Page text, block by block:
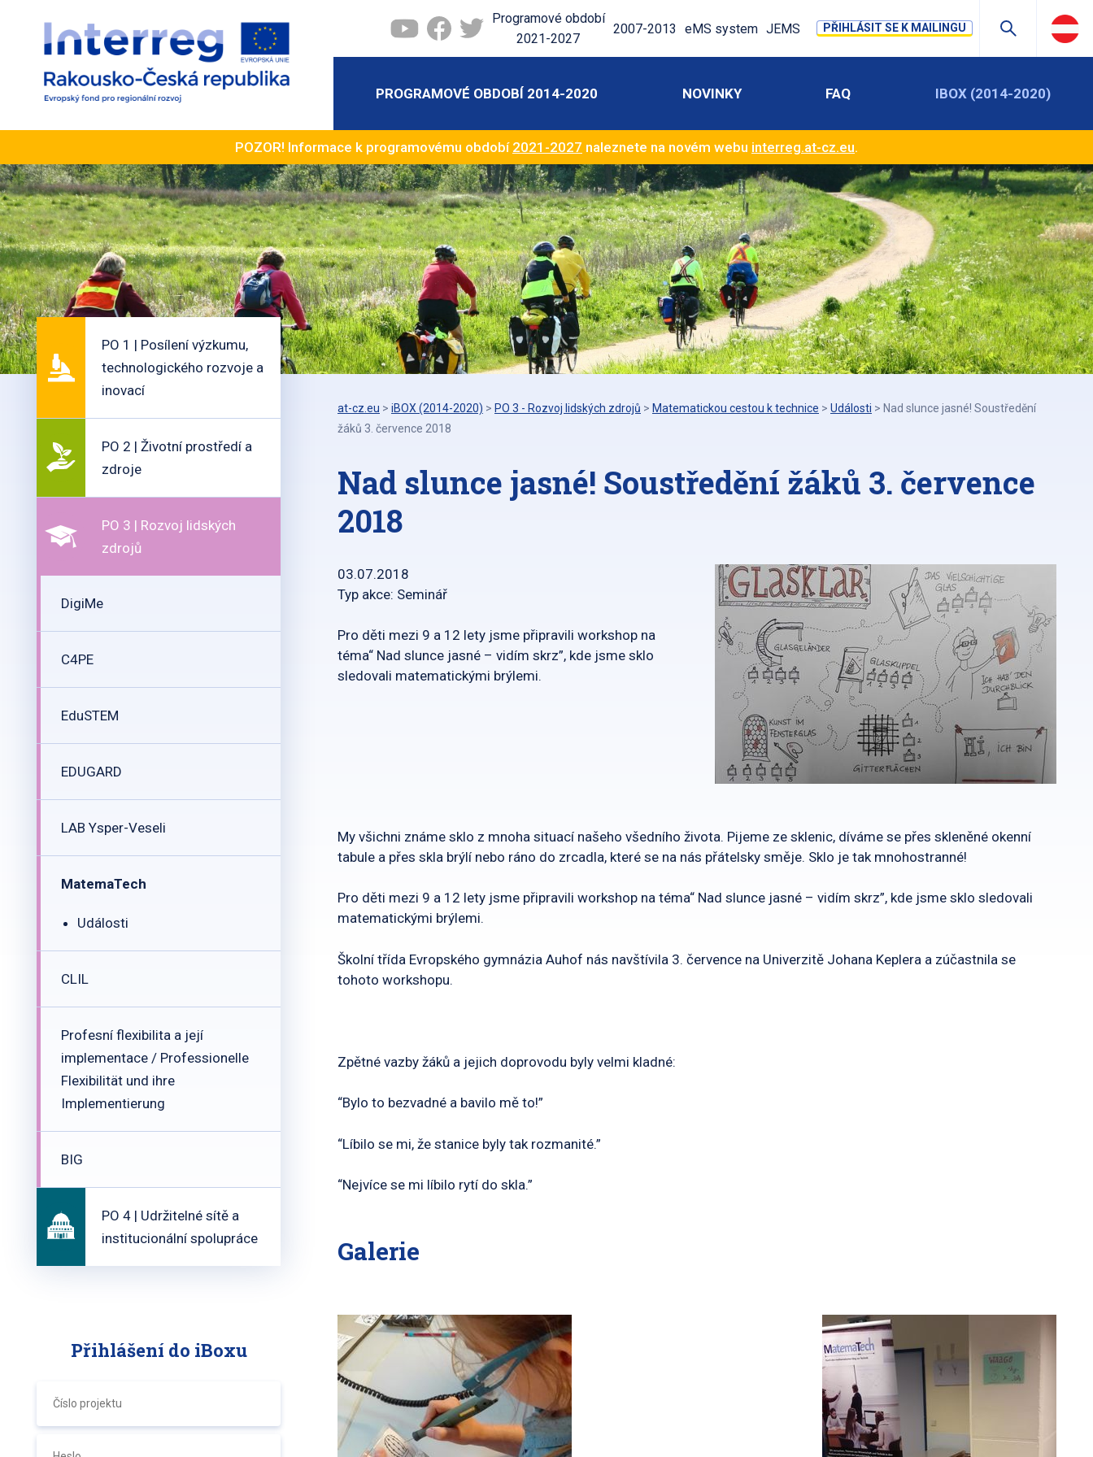
Programové období
2021-2027
2007-2013 eMS system JEMS PŘIHLÁSIT SE K MAILINGU
PROGRAMOVÉ OBDOBÍ 2014-2020 NOVINKY FAQ IBOX (2014-2020)
POZOR! Informace k programovému období 2021-2027 naleznete na novém webu interreg.at-cz.eu.
PO 1 | Posílení výzkumu,
technologického rozvoje a
inovací
PO 2 | Životní prostředí a
zdroje
PO 3 | Rozvoj lidských
zdrojů
DigiMe
C4PE
EduSTEM
EDUGARD
LAB Ysper-Veseli
MatemaTech
Události
CLIL
Profesní flexibilita a její
implementace / Professionelle
Flexibilität und ihre
Implementierung
BIG
PO 4 | Udržitelné sítě a
institucionální spolupráce
Přihlášení do iBoxu
at-cz.eu > iBOX (2014-2020) > PO 3 - Rozvoj lidských zdrojů > Matematickou cestou k technice > Události > Nad slunce jasné! Soustředění
žáků 3. července 2018
Nad slunce jasné! Soustředění žáků 3. července
2018
03.07.2018
Typ akce: Seminář
Pro děti mezi 9 a 12 lety jsme připravili workshop na
téma“ Nad slunce jasné – vidím skrz”, kde jsme sklo
sledovali matematickými brýlemi.
My všichni známe sklo z mnoha situací našeho všedního života. Pijeme ze sklenic, díváme se přes skleněné okenní
tabule a přes skla brýlí nebo ráno do zrcadla, které se na nás přátelsky směje. Sklo je tak mnohostranné!
Pro děti mezi 9 a 12 lety jsme připravili workshop na téma“ Nad slunce jasné – vidím skrz”, kde jsme sklo sledovali
matematickými brýlemi.
Školní třída Evropského gymnázia Auhof nás navštívila 3. července na Univerzitě Johana Keplera a zúčastnila se
tohoto workshopu.
Zpětné vazby žáků a jejich doprovodu byly velmi kladné:
“Bylo to bezvadné a bavilo mě to!”
“Líbilo se mi, že stanice byly tak rozmanité.”
“Nejvíce se mi líbilo rytí do skla.”
Galerie